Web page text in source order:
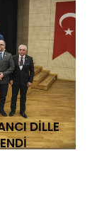
DİLLE